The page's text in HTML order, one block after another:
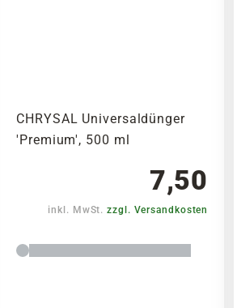
CHRYSAL Universaldünger
'Premium', 500 ml
7,50
inkl. MwSt.zzgl. Versandkosten